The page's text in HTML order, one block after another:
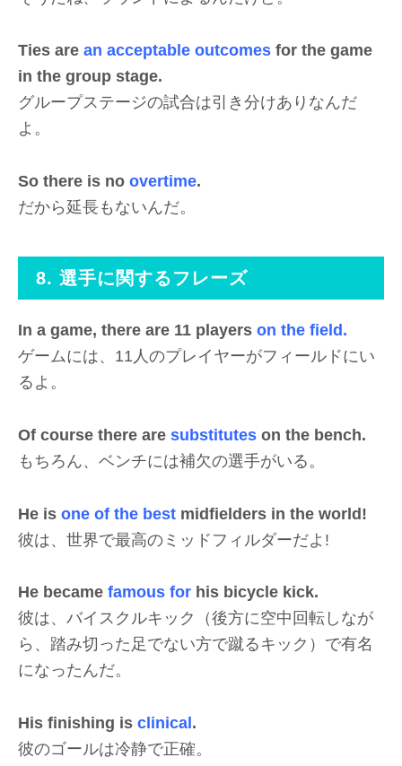
Ties are an acceptable outcomes for the game
in the group stage.
グループステージの試合は引き分けありなんだ
よ。
So there is no overtime.
だから延長もないんだ。
8. 選手に関するフレーズ
In a game, there are 11 players on the field.
ゲームには、11人のプレイヤーがフィールドにい
るよ。
Of course there are substitutes on the bench.
もちろん、ベンチには補欠の選手がいる。
He is one of the best midfielders in the world!
彼は、世界で最高のミッドフィルダーだよ!
He became famous for his bicycle kick.
彼は、バイスクルキック（後方に空中回転しなが
ら、踏み切った足でない方で蹴るキック）で有名
になったんだ。
His finishing is clinical.
彼のゴールは冷静で正確。